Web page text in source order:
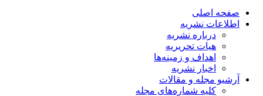
صفحه اصلی
اطلاعات نشریه
درباره نشریه
هیات تحریریه
اهداف و زمینه‌ها
اخبار نشریه
آرشیو مجله و مقالات
کلیه شماره‌های مجله